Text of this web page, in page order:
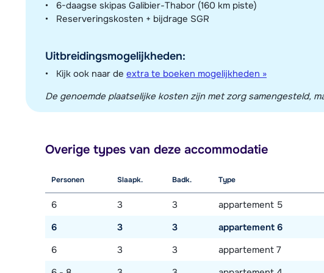
6-daagse skipas Galibier-Thabor (160 km piste)
Reserveringskosten + bijdrage SGR
Uitbreidingsmogelijkheden:
Kijk ook naar de extra te boeken mogelijkheden »
De genoemde plaatselijke kosten zijn met zorg samengesteld,
Overige types van deze accommodatie
Personen Slaapk. Badk. Type
6 3 3 appartement 5
6
3 3 appartement 6
6
3 3 appartement 7